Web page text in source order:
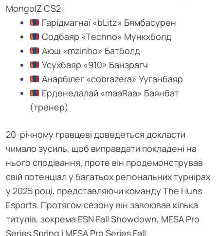
MongolZ CS2:
Гарідмагнаї «⁠bLitz⁠» Бямбасурен
Содбаяр «⁠Techno⁠» Мункхболд
Аюш «⁠mzinho⁠» Батболд
Усухбаяр «⁠910⁠» Банзрагч
Анарбілег «⁠cobrazera⁠» Ууганбаяр
Ерденедалай «⁠maaRaa⁠» Баянбат
(тренер)
20-річному гравцеві доведеться докласти
чимало зусиль, щоб виправдати покладені на
нього сподівання, проте він продемонстрував
свій потенціал у багатьох регіональних турнірах
у 2025 році, представляючи команду The Huns
Esports. Протягом сезону він завоював кілька
титулів, зокрема ESN Fall Showdown, MESA Pro
Series Spring і MESA Pro Series Fall.